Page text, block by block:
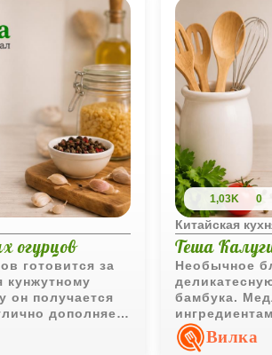
огурцов
готовится за
кунжутному
он получается
дополняет
1,03K 0
Китайская
Теша
Необычное
бамбука.
соус делает
Вилка